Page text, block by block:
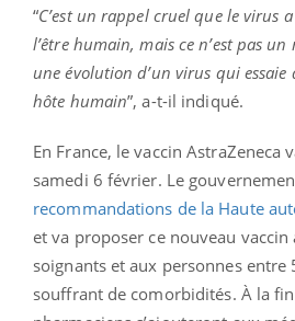
“C’est un rappel cruel que le virus
l’être humain, mais ce n’est pas un
une évolution d’un virus qui essaie
hôte humain”, a-t-il indiqué.
En France, le vaccin AstraZeneca
samedi 6 février. Le
recommandations de la Haute
et va proposer ce nouveau
soignants et aux personnes entre
souffrant de comorbidités. À la